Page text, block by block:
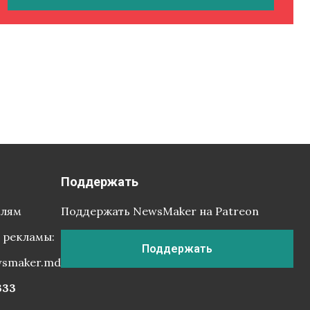
Поддержать
Поддержать NewsMaker на Patreon
Поддержать